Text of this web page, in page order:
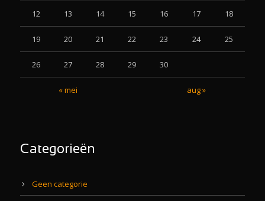
« mei aug »
12 13 14 15 16 17 18
19 20 21 22 23 24 25
26 27 28 29 30
Categorieën
Geen categorie